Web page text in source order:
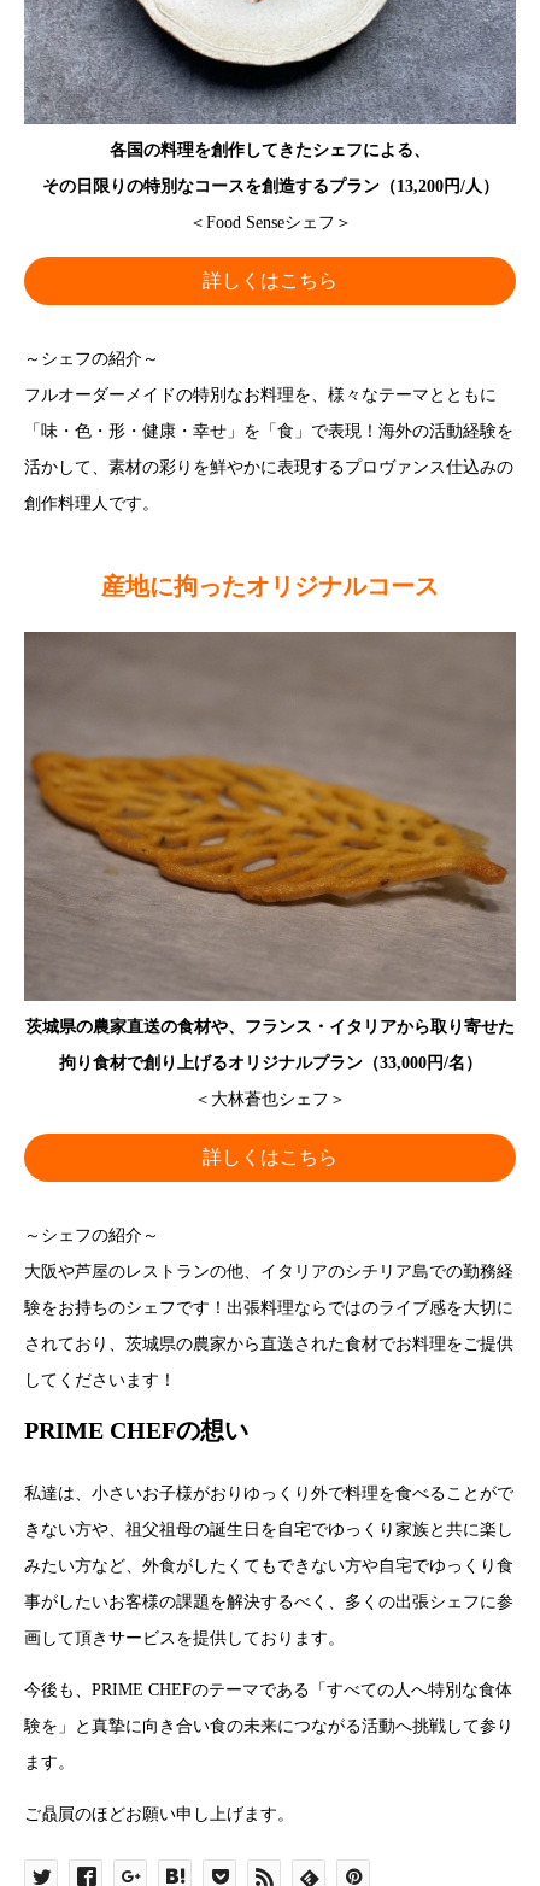
各国の料理を創作してきたシェフによる、
その日限りの特別なコースを創造するプラン（13,200円/人）
＜Food Senseシェフ＞
詳しくはこちら
～シェフの紹介～
フルオーダーメイドの特別なお料理を、様々なテーマとともに
「味・色・形・健康・幸せ」を「食」で表現！海外の活動経験を
活かして、素材の彩りを鮮やかに表現するプロヴァンス仕込みの
創作料理人です。
産地に拘ったオリジナルコース
茨城県の農家直送の食材や、フランス・イタリアから取り寄せた
拘り食材で創り上げるオリジナルプラン（33,000円/名）
＜大林蒼也シェフ＞
詳しくはこちら
～シェフの紹介～
大阪や芦屋のレストランの他、イタリアのシチリア島での勤務経
験をお持ちのシェフです！出張料理ならではのライブ感を大切に
されており、茨城県の農家から直送された食材でお料理をご提供
してくださいます！
PRIME CHEFの想い
私達は、小さいお子様がおりゆっくり外で料理を食べることがで
きない方や、祖父祖母の誕生日を自宅でゆっくり家族と共に楽し
みたい方など、外食がしたくてもできない方や自宅でゆっくり食
事がしたいお客様の課題を解決するべく、多くの出張シェフに参
画して頂きサービスを提供しております。
今後も、PRIME CHEFのテーマである「すべての人へ特別な食体
験を」と真摯に向き合い食の未来につながる活動へ挑戦して参り
ます。
ご贔屓のほどお願い申し上げます。